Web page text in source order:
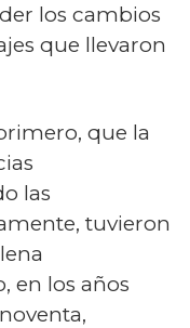
los cambios
que llevaron
que la
las
tuvieron
en los años